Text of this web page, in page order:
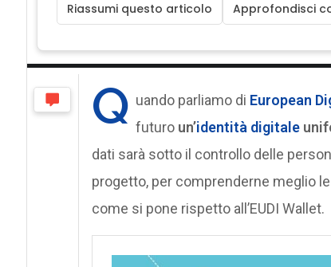
Riassumi questo articolo Approfondisci
Q uando parliamo di European
futuro un’identità digitale
dati sarà sotto il controllo delle
progetto, per comprenderne meglio
come si pone rispetto all’EUDI Wallet.